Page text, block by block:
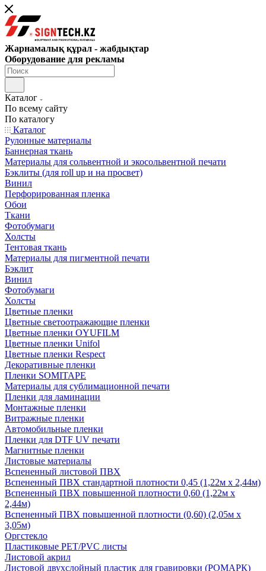
Жарнамалық құрал - жабдықтар
Оборудование для рекламы
Каталог
По всему сайту
По каталогу
Каталог
Рулонные материалы
Баннерная ткань
Материалы для сольвентной и экосольвентной печати
Бэклиты (для roll up и на просвет)
Винил
Перфорированная пленка
Обои
Ткани
Фотобумаги
Холсты
Тентовая ткань
Материалы для пигментной печати
Бэклит
Винил
Фотобумаги
Холсты
Цветные пленки
Цветные светоотражающие пленки
Цветные пленки OYUFILM
Цветные пленки Unifol
Цветные пленки Respect
Декоративные пленки
Пленки SOMITAPE
Материалы для сублимационной печати
Пленки для ламинации
Монтажные пленки
Витражные пленки
Автомобильные пленки
Пленки для DTF UV печати
Магнитные пленки
Листовые материалы
Вспененный листовой ПВХ
Вспененный ПВХ стандартной плотности 0,45 (1,22м х 2,44м)
Вспененный ПВХ повышенной плотности 0,60 (1,22м х
2,44м)
Вспененный ПВХ повышенной плотности (0,60) (2,05м х
3,05м)
Оргстекло
Пластиковые PET/PVC листы
Листовой акрил
Листовой двухслойный пластик для гравировки (РОМАРК)